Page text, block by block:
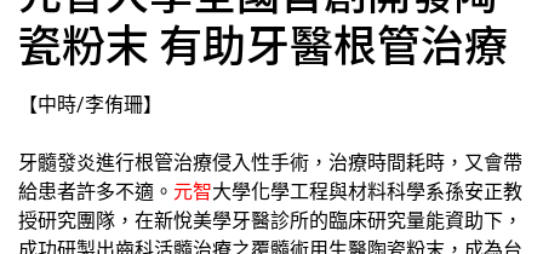
瓷粉末 有助牙醫根管治療
【中時/李侑珊】
牙髓發炎進行根管治療侵入性手術，治療時間耗時，又會帶
給患者許多不適。 元智大學化學工程與材料科學系孫安正教
授研究團隊，在新悅美學牙醫診所的臨床研究量能資助下，